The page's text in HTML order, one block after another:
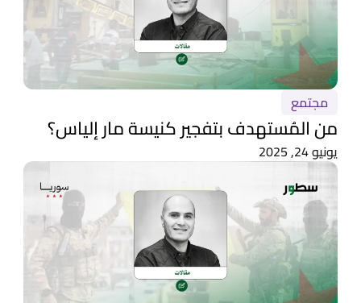
مجتمع
من المُستهدف بتفجير كنيسة مار إلياس؟
يونيو 24, 2025